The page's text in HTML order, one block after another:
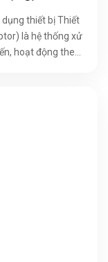
dụng thiết bị Thiết
là hệ thống xử
hoạt động theo